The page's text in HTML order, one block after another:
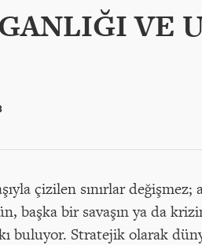
VE
çizilen sınırlar değişmez;
başka bir savaşın ya da
buluyor. Stratejik olarak